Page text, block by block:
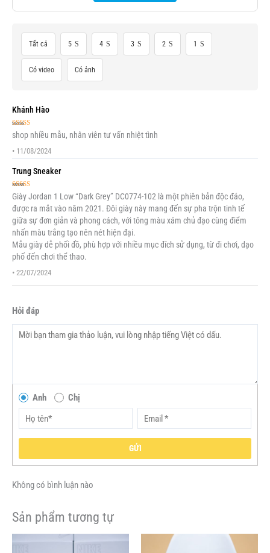
Tất cả 5 4 3 2 1
Có video Có ảnh
Khánh Hào
Được xếp
hạng 55 sao
shop nhiều mẫu, nhân viên tư vấn nhiệt tình
• 11/08/2024
Trung Sneaker
Được xếp
hạng 55 sao
Giày Jordan 1 Low “Dark Grey” DC0774-102 là một phiên bản độc đáo,
được ra mắt vào năm 2021. Đôi giày này mang đến sự pha trộn tinh tế
giữa sự đơn giản và phong cách, với tông màu xám chủ đạo cùng điểm
nhấn màu trắng tạo nên nét hiện đại.
Mẫu giày dễ phối đồ, phù hợp với nhiều mục đích sử dụng, từ đi chơi, dạo
phố đến chơi thể thao.
• 22/07/2024
Hỏi đáp
Anh Chị
GỬI
Không có bình luận nào
Sản phẩm tương tự
Giá
hiện